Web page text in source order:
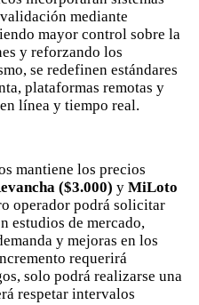
mediante
mayor control sobre la
y reforzando los
se redefinen estándares
plataformas remotas y
línea y tiempo real.
mantiene los precios
($3.000) y MiLoto
operador podrá solicitar
estudios de mercado,
y mejoras en los
requerirá
solo podrá realizarse una
respetar intervalos
MVE
ADS
Advertisement